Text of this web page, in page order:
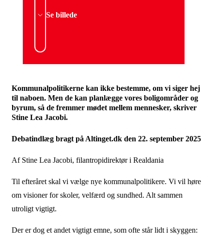
Se billede
Kommunalpolitikerne kan ikke bestemme, om vi siger hej
til naboen. Men de kan planlægge vores boligområder og
byrum, så de fremmer mødet mellem mennesker, skriver
Stine Lea Jacobi.
Debatindlæg bragt på Altinget.dk den 22. september 2025
Af Stine Lea Jacobi, filantropidirektør i Realdania
Til efteråret skal vi vælge nye kommunalpolitikere. Vi vil høre
om visioner for skoler, velfærd og sundhed. Alt sammen
utroligt vigtigt.
Der er dog et andet vigtigt emne, som ofte står lidt i skyggen: